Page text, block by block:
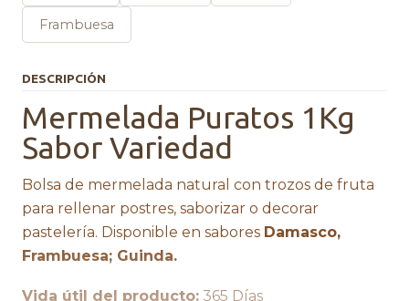
Frambuesa
DESCRIPCIÓN
Mermelada Puratos 1Kg
Sabor Variedad
Bolsa de mermelada natural con trozos de fruta
para rellenar postres, saborizar o decorar
pastelería. Disponible en sabores Damasco,
Frambuesa; Guinda.
Vida útil del producto: 365 Días